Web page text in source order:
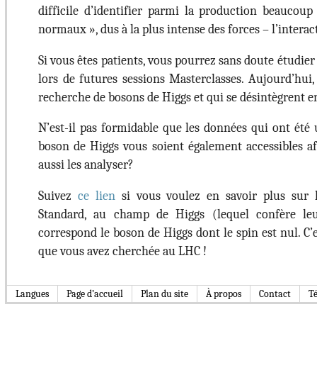
difficile d’identifier parmi la production
normaux », dus à la plus intense des forces –
Si vous êtes patients, vous pourrez sans doute
lors de futures sessions Masterclasses.
recherche de bosons de Higgs et qui se désintègrent
N’est-il pas formidable que les données qui ont
boson de Higgs vous soient également accessibles
aussi les analyser?
Suivez ce lien si vous voulez en savoir plus sur
Standard, au champ de Higgs (lequel confère
correspond le boson de Higgs dont le spin est nul.
que vous avez cherchée au LHC !
Langues Page d’accueil Plan du site À propos Contact